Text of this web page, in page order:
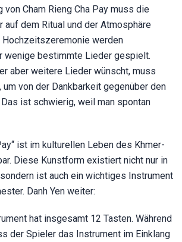
von Cham Rieng Cha Pay muss die
auf dem Ritual und der Atmosphäre
Hochzeitszeremonie werden
wenige bestimmte Lieder gespielt.
aber weitere Lieder wünscht, muss
von der Dankbarkeit gegenüber den
ist schwierig, weil man spontan
ist im kulturellen Leben des Khmer-
Diese Kunstform existiert nicht nur in
ist auch ein wichtiges Instrument
Danh Yen weiter:
hat insgesamt 12 Tasten. Während
der Spieler das Instrument im Einklang